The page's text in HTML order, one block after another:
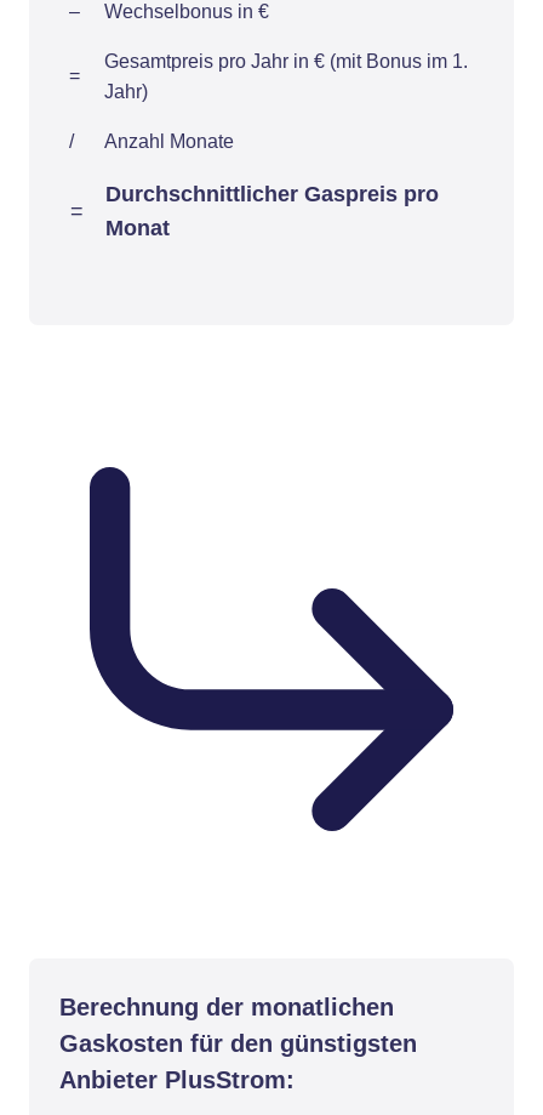
– Wechselbonus in €
=
Gesamtpreis pro Jahr in € (mit Bonus im 1.
Jahr)
/ Anzahl Monate
=
Durchschnittlicher Gaspreis pro
Monat
Berechnung der monatlichen
Gaskosten für den günstigsten
Anbieter PlusStrom: